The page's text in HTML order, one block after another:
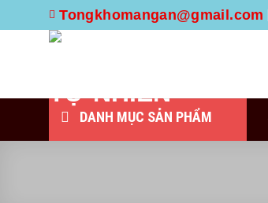
to
Tongkhomangan@gmail.com
DANH MỤC SẢN PHẨM